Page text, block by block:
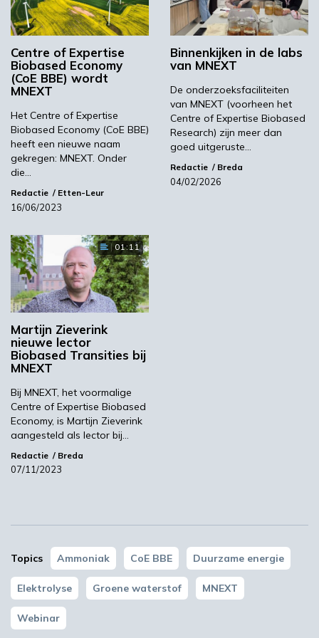
technologie (Proton Exchange Membrane).
Beide technologieën zijn van vitaal belang voor
de effectieve integratie van hernieuwbare
energie in het elektriciteitsnet.
De maandelijkse lunchlezingen van MNEXT
verkennen het voortdurend veranderende
domein van de materiaal- en energietransitie.
Deze lezingen zijn niet alleen bedoeld voor
experts, maar ook voor iedereen die op de
hoogte wil blijven van de nieuwste
ontwikkelingen op deze vitale gebieden.
Deelname is kosteloos.
Beeld: Juergen Wackenhut/Shutterstock
Meer informatie Inschrijven
Industrie roept op tot eenduidige beoordeling
koolstof voetafdruk biobased producten
Meest gelezen
YPACK project gestart in Spanje
Centre of Expertise
Biobased Economy
(CoE BBE) wordt
MNEXT
Het Centre of Expertise
Biobased Economy (CoE BBE)
heeft een nieuwe naam
gekregen: MNEXT. Onder
die…
Redactie Etten-Leur
16/06/2023
Binnenkijken in de labs
van MNEXT
De onderzoeksfaciliteiten
van MNEXT (voorheen het
Centre of Expertise Biobased
Research) zijn meer dan
goed uitgeruste…
Redactie Breda
04/02/2026
01:11
Martijn Zieverink
nieuwe lector
Biobased Transities bij
MNEXT
Bij MNEXT, het voormalige
Centre of Expertise Biobased
Economy, is Martijn Zieverink
aangesteld als lector bij…
Redactie Breda
07/11/2023
Topics Ammoniak CoE BBE Duurzame energie
Elektrolyse Groene waterstof MNEXT
Webinar